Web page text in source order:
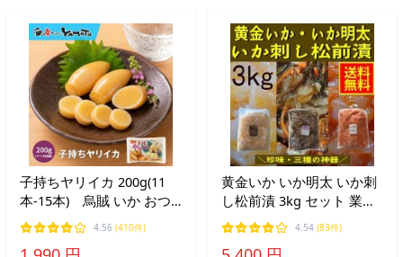
子持ちヤリイカ 200g(11
本-15本) 烏賊 いか おつ
まみ やりいか シシャモ 魚
卵 珍味 酒の友 日本酒と合
4.56 (410件)
黄金いか いか明太 いか刺
し松前漬 3kg セット 業務
用 冷凍 送料無料 高評価
イカ 惣菜 加工品 おつまみ
4.54 (83件)